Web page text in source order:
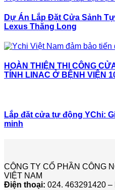
Dự Án Lắp Đặt Cửa Sảnh
Lexus Thăng Long
HOÀN THIỆN THI CÔNG
TÍNH LINAC Ở BỆNH VIỆN
Lắp đặt cửa tự động YChi:
minh
CÔNG TY CỔ PHẦN CÔNG
VIỆT NAM
Điện thoại: 024. 463291420 –